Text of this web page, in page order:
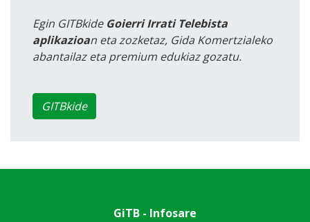
Egin GITBkide Goierri Irrati Telebista
aplikazioan eta zozketaz, Gida Komertzialeko
abantailaz eta premium edukiaz gozatu.
GITBkide
GiTB - Infosare